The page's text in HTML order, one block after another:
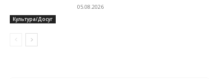
Культура/Досуг
05.08.2026